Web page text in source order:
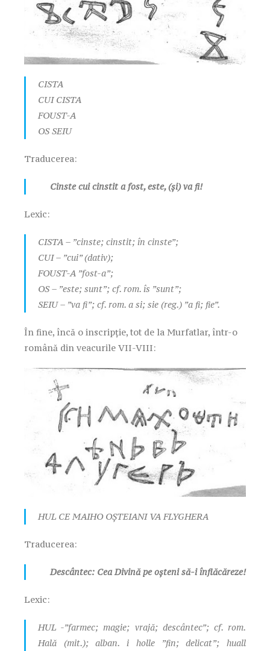
CISTA
CUI CISTA
FOUST-A
OS SEIU
Traducerea:
Cinste cui cinstit a fost, este, (și) va fi!
Lexic:
CISTA – ”cinste; cinstit; în cinste”;
CUI – ”cui” (dativ);
FOUST-A ”fost-a”;
OS – ”este; sunt”; cf. rom. îs ”sunt”;
SEIU – ”va fi”; cf. rom. a si; sie (reg.) ”a fi; fie”.
În fine, încă o inscripție, tot de la Murfatlar, într-o
română din veacurile VII-VIII:
HUL CE MAIHO OȘTEIANI VA FLYGHERA
Traducerea:
Descântec: Cea Divină pe oșteni să-i înflăcăreze!
Lexic:
HUL -”farmec; magie; vrajă; descântec”; cf. rom.
Hală (mit.); alban. i holle ”fin; delicat”; huall